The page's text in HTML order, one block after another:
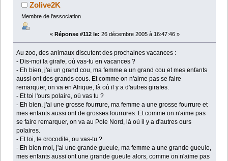
Zolive2K
Membre de l'association
« Réponse #112 le: 26 décembre 2005 à 16:47:46 »
Au zoo, des animaux discutent des prochaines vacances :
- Dis-moi la girafe, où vas-tu en vacances ?
- Eh bien, j'ai un grand cou, ma femme a un grand cou et mes enfants
aussi ont des grands cous. Et comme on n'aime pas se faire
remarquer, on va en Afrique, là où il y a d'autres girafes.
- Et toi l'ours polaire, où vas tu ?
- Eh bien, j'ai une grosse fourrure, ma femme a une grosse fourrure et
mes enfants aussi ont de grosses fourrures. Et comme on n'aime pas
se faire remarquer, on va au Pole Nord, là où il y a d'autres ours
polaires.
- Et toi, le crocodile, ou vas-tu ?
- Eh bien moi, j'ai une grande gueule, ma femme a une grande gueule,
mes enfants aussi ont une grande gueule alors, comme on n'aime pas